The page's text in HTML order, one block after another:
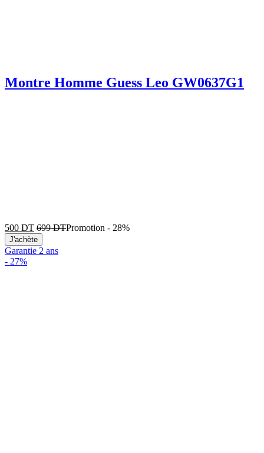
Montre Homme Guess Leo GW0637G1
500 DT 699DTPromotion - 28%
J'achète
Garantie 2 ans
- 27%